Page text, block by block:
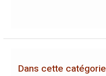
Dans cette catégorie